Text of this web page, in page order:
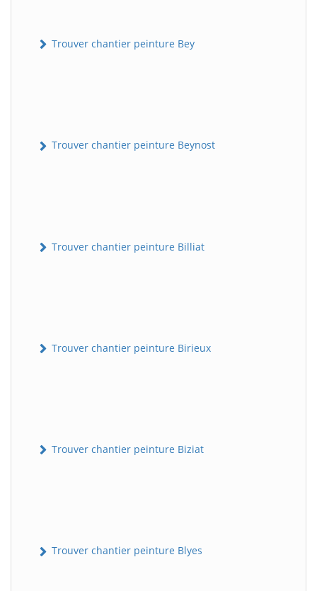
Trouver chantier peinture Bey
Trouver chantier peinture Beynost
Trouver chantier peinture Billiat
Trouver chantier peinture Birieux
Trouver chantier peinture Biziat
Trouver chantier peinture Blyes